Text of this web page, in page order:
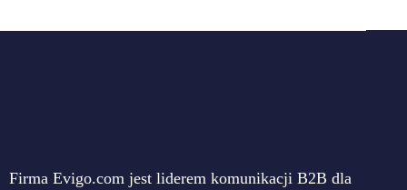
Firma Evigo.com jest liderem komunikacji B2B dla